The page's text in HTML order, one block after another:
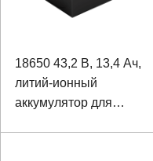
18650 43,2 В, 13,4 Ач,
литий-ионный
аккумулятор для